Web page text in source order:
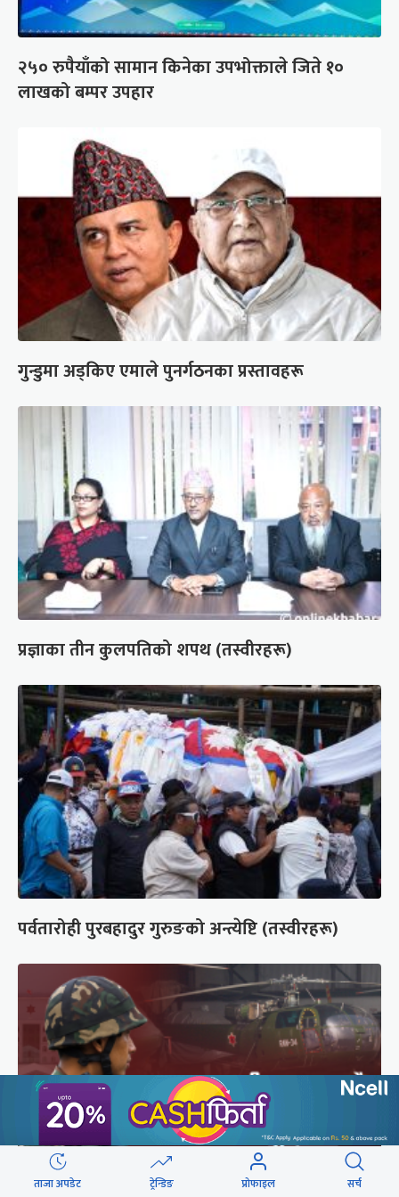
२५० रुपैयाँको सामान किनेका उपभोक्ताले जिते १०
लाखको बम्पर उपहार
गुन्डुमा अड्किए एमाले पुनर्गठनका प्रस्तावहरू
प्रज्ञाका तीन कुलपतिको शपथ (तस्वीरहरू)
पर्वतारोही पुरबहादुर गुरुङको अन्त्येष्टि (तस्वीरहरू)
ताजा अपडेट ट्रेन्डिङ प्रोफाइल सर्च